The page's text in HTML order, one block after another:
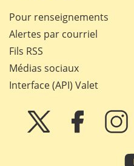
Pour renseignements
Alertes par courriel
Fils RSS
Médias sociaux
Interface (API) Valet